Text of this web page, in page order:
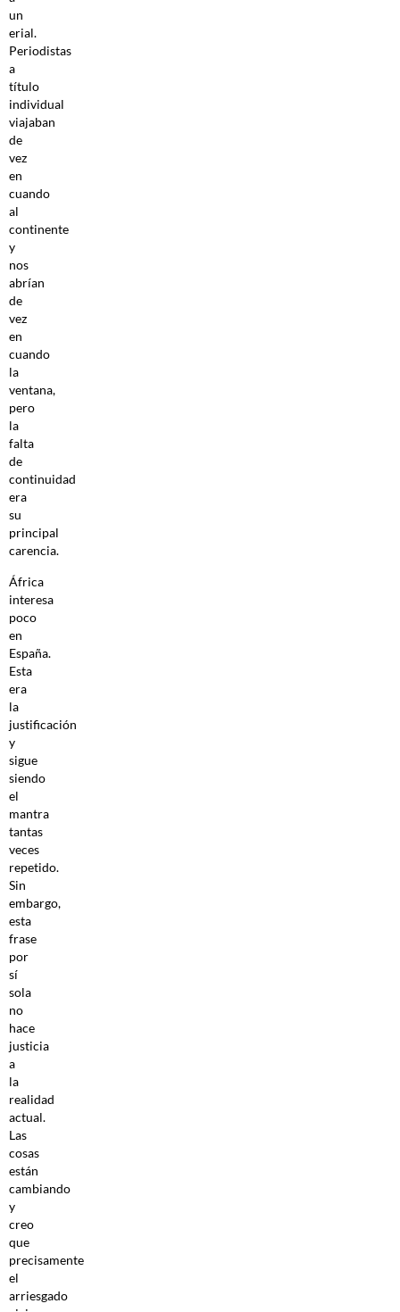
un
erial.
Periodistas
a
título
individual
viajaban
de
vez
en
cuando
al
continente
y
nos
abrían
de
vez
en
cuando
la
ventana,
pero
la
falta
de
continuidad
era
su
principal
carencia.
África
interesa
poco
en
España.
Esta
era
la
justificación
y
sigue
siendo
el
mantra
tantas
veces
repetido.
Sin
embargo,
esta
frase
por
sí
sola
no
hace
justicia
a
la
realidad
actual.
Las
cosas
están
cambiando
y
creo
que
precisamente
el
arriesgado